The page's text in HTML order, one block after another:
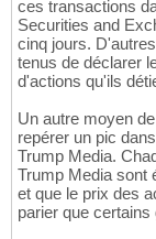
ces transactions
Securities and
cinq jours.
tenus de déclarer
d'actions qu'ils
Un autre moyen
repérer un pic
Trump Media.
Trump Media sont
et que le prix des
parier que